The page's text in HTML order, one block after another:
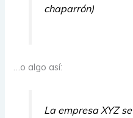
chaparrón)
…o algo así:
La empresa XYZ